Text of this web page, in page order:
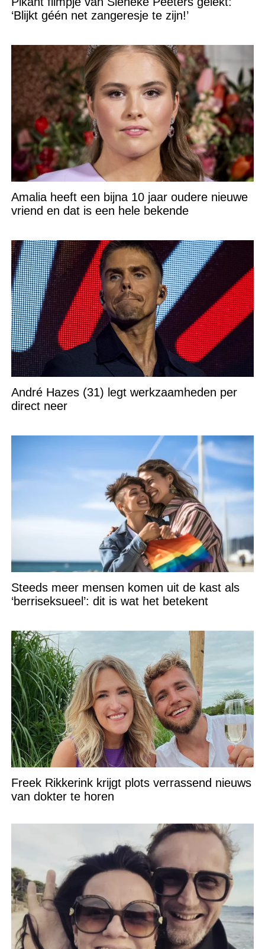
‘Blijkt géén net zangeresje te zijn!’
Amalia heeft een bijna 10 jaar oudere nieuwe
vriend en dat is een hele bekende
André Hazes (31) legt werkzaamheden per
direct neer
Steeds meer mensen komen uit de kast als
‘berriseksueel’: dit is wat het betekent
Freek Rikkerink krijgt plots verrassend nieuws
van dokter te horen